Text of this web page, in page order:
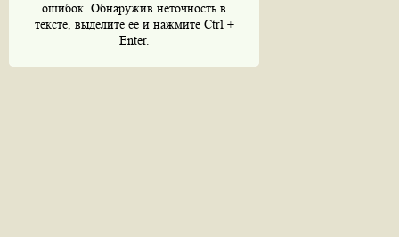
ошибок. Обнаружив неточность в
тексте, выделите ее и нажмите Ctrl +
Enter.